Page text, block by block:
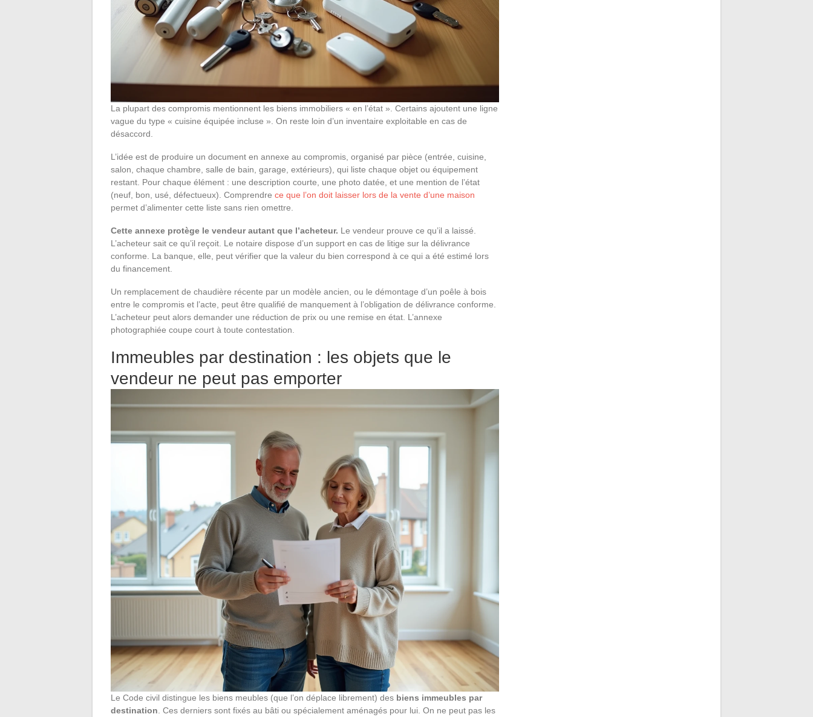
La plupart des compromis mentionnent les biens immobiliers « en l’état ». Certains ajoutent une ligne
vague du type « cuisine équipée incluse ». On reste loin d’un inventaire exploitable en cas de
désaccord.
L’idée est de produire un document en annexe au compromis, organisé par pièce (entrée, cuisine,
salon, chaque chambre, salle de bain, garage, extérieurs), qui liste chaque objet ou équipement
restant. Pour chaque élément : une description courte, une photo datée, et une mention de l’état
(neuf, bon, usé, défectueux). Comprendre ce que l’on doit laisser lors de la vente d’une maison
permet d’alimenter cette liste sans rien omettre.
Cette annexe protège le vendeur autant que l’acheteur. Le vendeur prouve ce qu’il a laissé.
L’acheteur sait ce qu’il reçoit. Le notaire dispose d’un support en cas de litige sur la délivrance
conforme. La banque, elle, peut vérifier que la valeur du bien correspond à ce qui a été estimé lors
du financement.
Un remplacement de chaudière récente par un modèle ancien, ou le démontage d’un poêle à bois
entre le compromis et l’acte, peut être qualifié de manquement à l’obligation de délivrance conforme.
L’acheteur peut alors demander une réduction de prix ou une remise en état. L’annexe
photographiée coupe court à toute contestation.
Immeubles par destination : les objets que le
vendeur ne peut pas emporter
Le Code civil distingue les biens meubles (que l’on déplace librement) des biens immeubles par
destination . Ces derniers sont fixés au bâti ou spécialement aménagés pour lui. On ne peut pas les